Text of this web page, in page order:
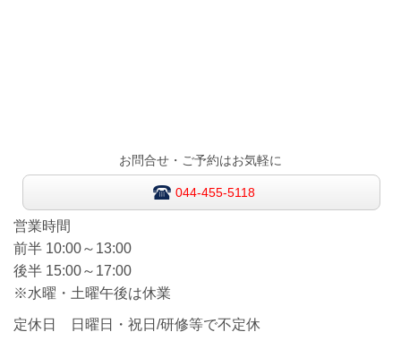
お問合せ・ご予約はお気軽に
044-455-5118
営業時間
前半 10:00～13:00
後半 15:00～17:00
※水曜・土曜午後は休業
定休日 日曜日・祝日/研修等で不定休